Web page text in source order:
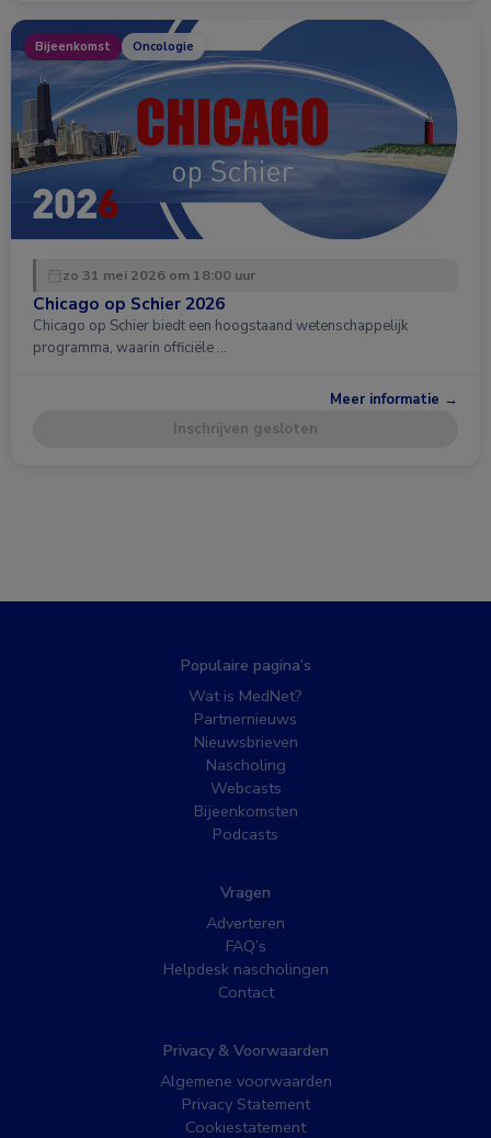
Bijeenkomst Oncologie
zo 31 mei 2026 om 18:00 uur
Chicago op Schier 2026
Chicago op Schier biedt een hoogstaand wetenschappelijk
programma, waarin officiële …
Meer informatie →
Inschrijven gesloten
Populaire pagina’s
Wat is MedNet?
Partnernieuws
Nieuwsbrieven
Nascholing
Webcasts
Bijeenkomsten
Podcasts
Vragen
Adverteren
FAQ’s
Helpdesk nascholingen
Contact
Privacy & Voorwaarden
Algemene voorwaarden
Privacy Statement
Cookiestatement